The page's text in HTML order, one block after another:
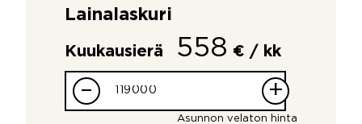
Lainalaskuri
Kuukausierä 558 € / kk
– +
Asunnon velaton hinta